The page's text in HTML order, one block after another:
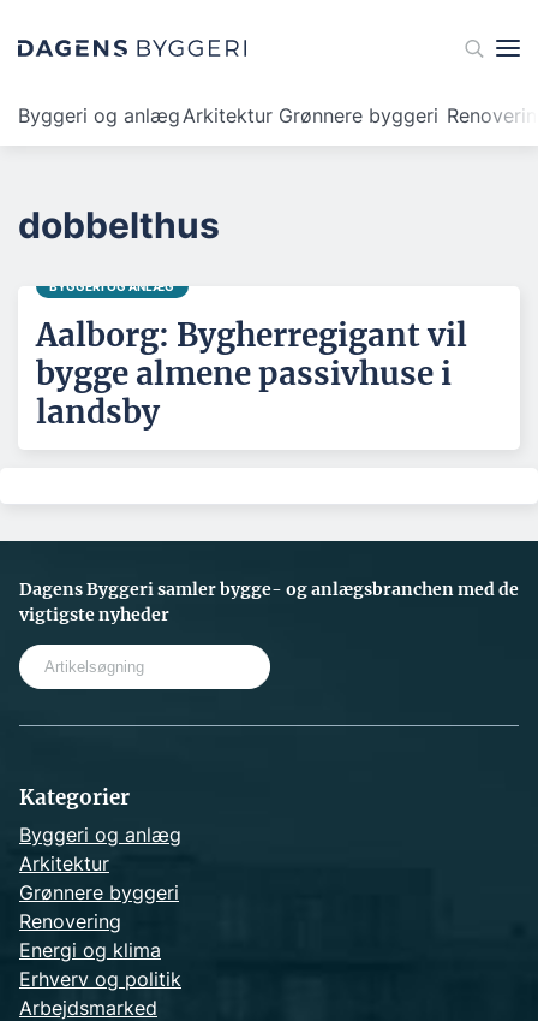
Byggeri og anlægArkitektur Grønnere byggeri
dobbelthus
BYGGERI OG ANLÆG
Aalborg: Bygherregigant vil
bygge almene passivhuse i
landsby
Dagens Byggeri samler bygge- og anlægsbranchen med de
vigtigste nyheder
Kategorier
Byggeri og anlæg
Arkitektur
Grønnere byggeri
Renovering
Energi og klima
Erhverv og politik
Arbejdsmarked